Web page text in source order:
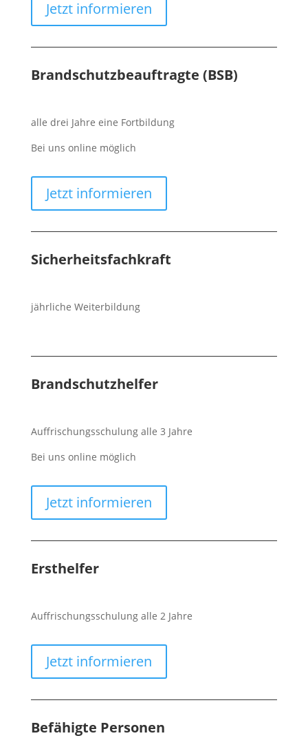
Jetzt informieren
Brandschutzbeauftragte (BSB)
alle drei Jahre eine Fortbildung
Bei uns online möglich
Jetzt informieren
Sicherheitsfachkraft
jährliche Weiterbildung
Brandschutzhelfer
Auffrischungsschulung alle 3 Jahre
Bei uns online möglich
Jetzt informieren
Ersthelfer
Auffrischungsschulung alle 2 Jahre
Jetzt informieren
Befähigte Personen